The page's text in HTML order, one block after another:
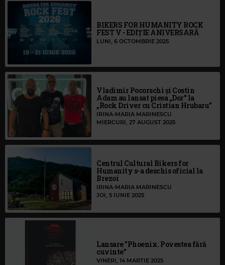
BIKERS FOR HUMANITY ROCK
FEST V - EDIȚIE ANIVERSARĂ
LUNI, 6 OCTOMBRIE 2025
Vladimir Pocorschi și Costin
Adam au lansat piesa „Dor” la
„Rock Driver cu Cristian Hrubaru”
IRINA-MARIA MARINESCU
MIERCURI, 27 AUGUST 2025
Centrul Cultural Bikers for
Humanity s-a deschis oficial la
Brezoi
IRINA-MARIA MARINESCU
JOI, 5 IUNIE 2025
Lansare ”Phoenix. Povestea fără
cuvinte”
VINERI, 14 MARTIE 2025